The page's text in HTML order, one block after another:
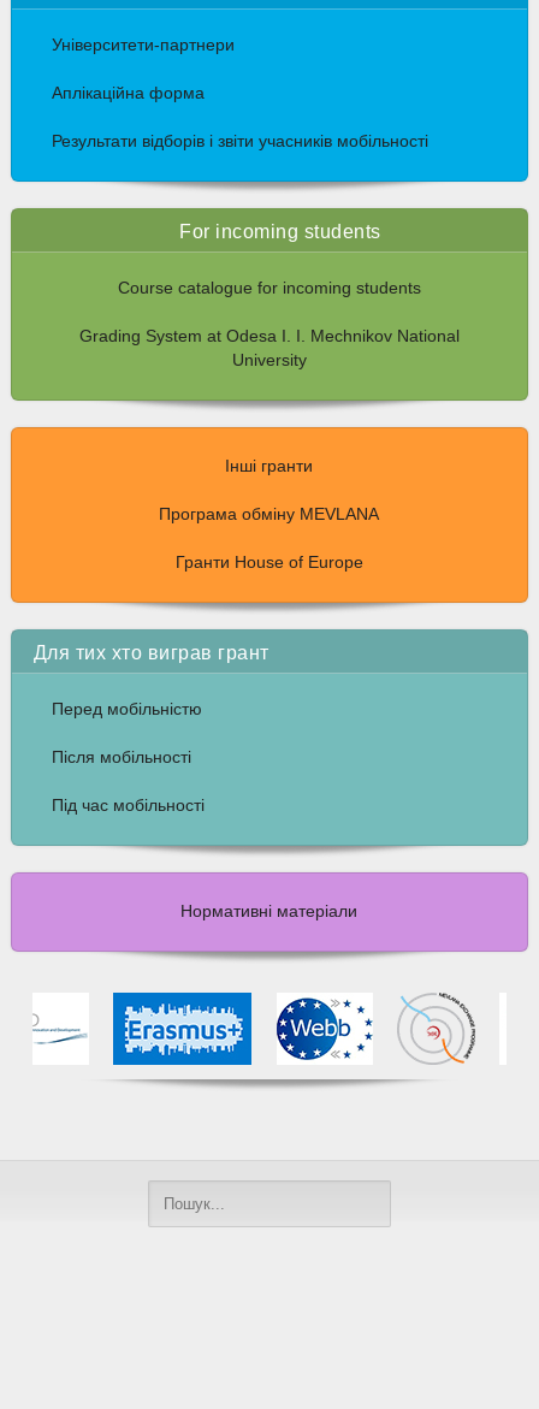
Університети-партнери
Аплікаційна форма
Результати відборів і звіти учасників мобільності
For incoming students
Course catalogue for incoming students
Grading System at Odesa I. I. Mechnikov National
University
Інші гранти
Програма обміну MEVLANA
Гранти House of Europe
Для тих хто виграв грант
Перед мобільністю
Після мобільності
Під час мобільності
Нормативні матеріали